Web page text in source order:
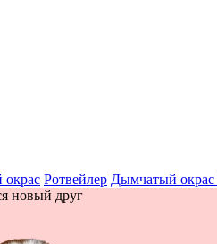
окрас Ротвейлер Дымчатый окрас
новый друг